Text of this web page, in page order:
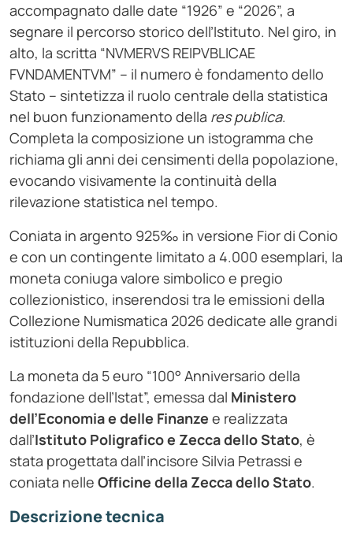
accompagnato dalle date “1926” e “2026”, a
segnare il percorso storico dell’Istituto. Nel giro, in
alto, la scritta “NVMERVS REIPVBLICAE
FVNDAMENTVM” – il numero è fondamento dello
Stato – sintetizza il ruolo centrale della statistica
nel buon funzionamento della res publica.
Completa la composizione un istogramma che
richiama gli anni dei censimenti della popolazione,
evocando visivamente la continuità della
rilevazione statistica nel tempo.
Coniata in argento 925‰ in versione Fior di Conio
e con un contingente limitato a 4.000 esemplari, la
moneta coniuga valore simbolico e pregio
collezionistico, inserendosi tra le emissioni della
Collezione Numismatica 2026 dedicate alle grandi
istituzioni della Repubblica.
La moneta da 5 euro “100° Anniversario della
fondazione dell’Istat”, emessa dal Ministero
dell’Economia e delle Finanze e realizzata
dall’Istituto Poligrafico e Zecca dello Stato, è
stata progettata dall’incisore Silvia Petrassi e
coniata nelle Officine della Zecca dello Stato.
Descrizione tecnica